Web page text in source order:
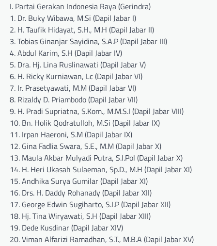
I. Partai Gerakan Indonesia Raya (Gerindra)
1. Dr. Buky Wibawa, M.Si (Dapil Jabar I)
2. H. Taufik Hidayat, S.H., M.H (Dapil Jabar II)
3. Tobias Ginanjar Sayidina, S.A.P (Dapil Jabar III)
4. Abdul Karim, S.H (Dapil Jabar IV)
5. Dra. Hj. Lina Ruslinawati (Dapil Jabar V)
6. H. Ricky Kurniawan, Lc (Dapil Jabar VI)
7. Ir. Prasetyawati, M.M (Dapil Jabar VI)
8. Rizaldy D. Priambodo (Dapil Jabar VII)
9. H. Pradi Supriatna, S.Kom., M.M.S.I (Dapil Jabar VIII)
10. Bn. Holik Qodratulloh, M.Si (Dapil Jabar IX)
11. Irpan Haeroni, S.M (Dapil Jabar IX)
12. Gina Fadlia Swara, S.E., M.M (Dapil Jabar X)
13. Maula Akbar Mulyadi Putra, S.I.Pol (Dapil Jabar X)
14. H. Heri Ukasah Sulaeman, Sp.D., M.H (Dapil Jabar XI)
15. Andhika Surya Gumilar (Dapil Jabar XI)
16. Drs. H. Daddy Rohanady (Dapil Jabar XII)
17. George Edwin Sugiharto, S.I.P (Dapil Jabar XII)
18. Hj. Tina Wiryawati, S.H (Dapil Jabar XIII)
19. Dede Kusdinar (Dapil Jabar XIV)
20. Viman Alfarizi Ramadhan, S.T., M.B.A (Dapil Jabar XV)